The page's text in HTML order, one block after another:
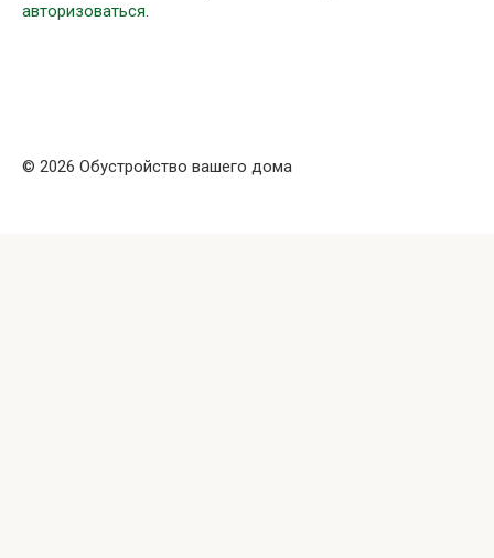
авторизоваться.
© 2026 Обустройство вашего дома